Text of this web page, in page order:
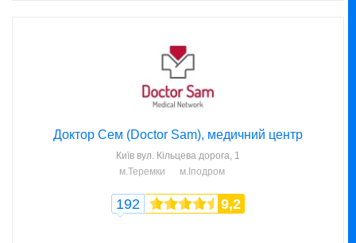
Доктор Сем (Doctor Sam), медичний центр
Київ вул. Кільцева дорога, 1
м.Теремки
м.Іподром
192 9,2